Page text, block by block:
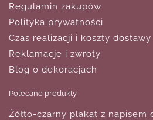
Regulamin zakupów
Polityka prywatności
Czas realizacji i koszty dostawy
Reklamacje i zwroty
Blog o dekoracjach
Polecane produkty
Żółto-czarny plakat z napisem